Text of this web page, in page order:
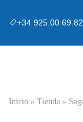
+34 925.00.69.82
Inicio » Tienda »